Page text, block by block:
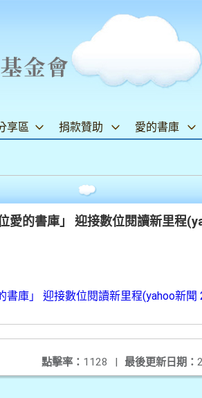
享區 捐款贊助 愛的書庫
愛的書庫」 迎接數位閱讀新里程
書庫」 迎接數位閱讀新里程(yahoo新聞
最後更新日期：
點擊率： 1128 |